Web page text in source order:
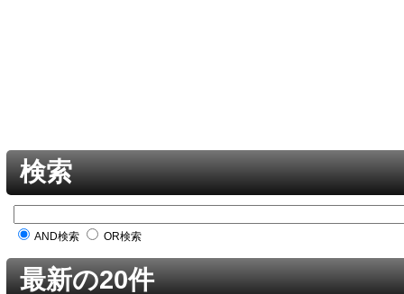
検索
AND検索 OR検索
最新の20件